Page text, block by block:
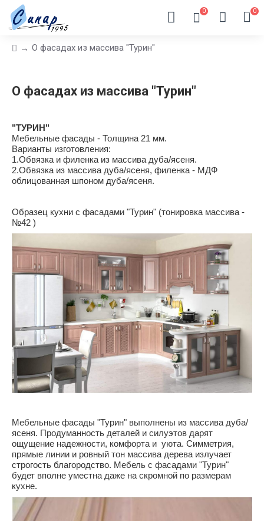
0 0
О фасадах из массива "Турин"
О фасадах из массива "Турин"
"ТУРИН"
Мебельные фасады - Толщина 21 мм.
Варианты изготовления:
1.Обвязка и филенка из массива дуба/ясеня.
2.Обвязка из массива дуба/ясеня, филенка - МДФ
облицованная шпоном дуба/ясеня.
Образец кухни с фасадами "Турин" (тонировка массива -
№42 )
Мебельные фасады "Турин" выполнены из массива дуба/
ясеня. Продуманность деталей и силуэтов дарят
ощущение надежности, комфорта и уюта. Симметрия,
прямые линии и ровный тон массива дерева излучает
строгость благородство. Мебель с фасадами "Турин"
будет вполне уместна даже на скромной по размерам
кухне.